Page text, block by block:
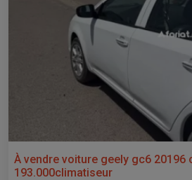
À vendre voiture geely gc6 20196
193.000climatiseur